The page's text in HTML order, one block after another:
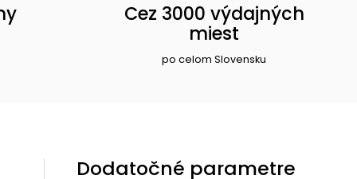
Cez 3000 výdajných
miest
po celom Slovensku
Dodatočné parametre